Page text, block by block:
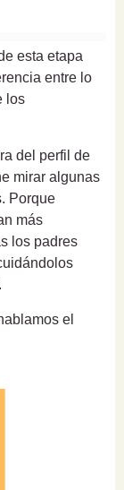
esta etapa
entre lo
los
del perfil de
mirar algunas
Porque
más
los padres
el